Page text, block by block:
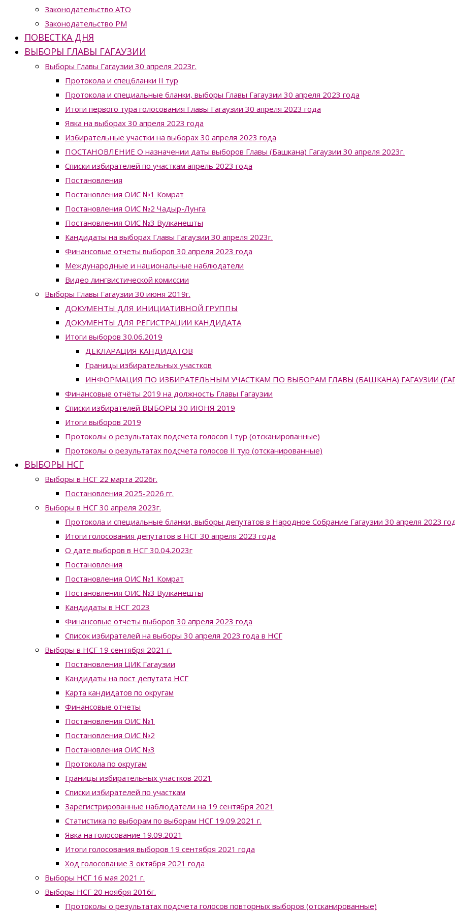
Законодательство ATO
Законодательство РМ
ПОВЕСТКА ДНЯ
ВЫБОРЫ ГЛАВЫ ГАГАУЗИИ
Выборы Главы Гагаузии 30 апреля 2023г.
Протокола и спецбланки II тур
Протокола и специальные бланки, выборы Главы Гагаузии 30 апреля 2023 года
Итоги первого тура голосования Главы Гагаузии 30 апреля 2023 года
Явка на выборах 30 апреля 2023 года
Избирательные участки на выборах 30 апреля 2023 года
ПОСТАНОВЛЕНИЕ О назначении даты выборов Главы (Башкана) Гагаузии 30 апреля 2023г.
Списки избирателей по участкам апрель 2023 года
Постановления
Постановления ОИС №1 Комрат
Постановления ОИС №2 Чадыр-Лунга
Постановления ОИС №3 Вулканешты
Кандидаты на выборах Главы Гагаузии 30 апреля 2023г.
Финансовые отчеты выборов 30 апреля 2023 года
Международные и национальные наблюдатели
Видео лингвистической комиссии
Выборы Главы Гагаузии 30 июня 2019г.
ДОКУМЕНТЫ ДЛЯ ИНИЦИАТИВНОЙ ГРУППЫ
ДОКУМЕНТЫ ДЛЯ РЕГИСТРАЦИИ КАНДИДАТА
Итоги выборов 30.06.2019
ДЕКЛАРАЦИЯ КАНДИДАТОВ
Границы избирательных участков
ИНФОРМАЦИЯ ПО ИЗБИРАТЕЛЬНЫМ УЧАСТКАМ ПО ВЫБОРАМ ГЛАВЫ (БАШКАНА) ГАГАУЗИИ
Финансовые отчёты 2019 на должность Главы Гагаузии
Списки избирателей ВЫБОРЫ 30 ИЮНЯ 2019
Итоги выборов 2019
Протоколы о результатах подсчета голосов I тур (отсканированные)
Протоколы о результатах подсчета голосов II тур (отсканированные)
ВЫБОРЫ НСГ
Выборы в НСГ 22 марта 2026г.
Постановления 2025-2026 гг.
Выборы в НСГ 30 апреля 2023г.
Протокола и специальные бланки, выборы депутатов в Народное Собрание Гагаузии 30 апреля 2023
Итоги голосования депутатов в НСГ 30 апреля 2023 года
О дате выборов в НСГ 30.04.2023г
Постановления
Постановления ОИС №1 Комрат
Постановления ОИС №3 Вулканешты
Кандидаты в НСГ 2023
Финансовые отчеты выборов 30 апреля 2023 года
Список избирателей на выборы 30 апреля 2023 года в НСГ
Выборы в НСГ 19 сентября 2021 г.
Постановления ЦИК Гагаузии
Кандидаты на пост депутата НСГ
Карта кандидатов по округам
Финансовые отчеты
Постановления ОИС №1
Постановления ОИС №2
Постановления ОИС №3
Протокола по округам
Границы избирательных участков 2021
Списки избирателей по участкам
Зарегистрированные наблюдатели на 19 сентября 2021
Статистика по выборам по выборам НСГ 19.09.2021 г.
Явка на голосование 19.09.2021
Итоги голосования выборов 19 сентября 2021 года
Ход голосование 3 октября 2021 года
Выборы НСГ 16 мая 2021 г.
Выборы НСГ 20 ноября 2016г.
Протоколы о результатах подсчета голосов повторных выборов (отсканированные)